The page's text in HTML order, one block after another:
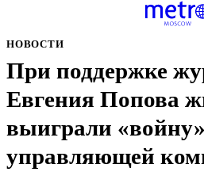
НОВОСТИ
При поддержке
Евгения Попова
выиграли
управляющей